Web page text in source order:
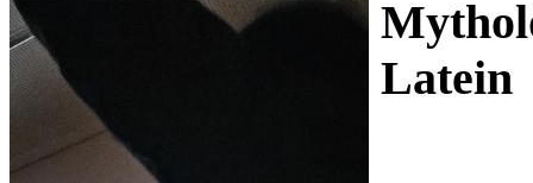
Latein